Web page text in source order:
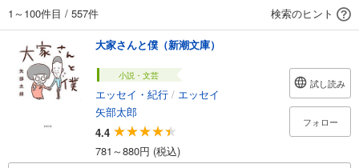
1～100件目 / 557件 検索のヒント
大家さんと僕（新潮文庫）
小説・文芸
エッセイ・紀行 / エッセイ
矢部太郎
4.4
781～880円 (税込)
試し読み
フォロー